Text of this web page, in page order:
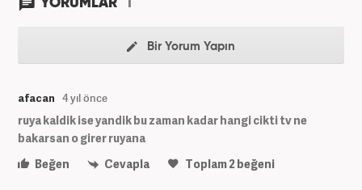
Bir Yorum Yapın
afacan 4 yıl önce
ruya kaldik ise yandik bu zaman kadar hangi cikti tv ne
bakarsan o girer ruyana
Beğen
Cevapla Toplam2 beğeni